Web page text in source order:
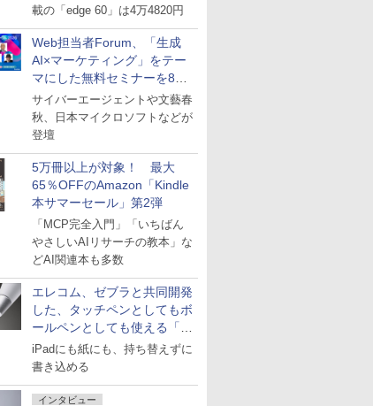
載の「edge 60」は4万4820円
Web担当者Forum、「生成
AI×マーケティング」をテー
マにした無料セミナーを8月
27日にオンライン開催
サイバーエージェントや文藝春
秋、日本マイクロソフトなどが
登壇
5万冊以上が対象！ 最大
65％OFFのAmazon「Kindle
本サマーセール」第2弾
「MCP完全入門」「いちばん
やさしいAIリサーチの教本」な
どAI関連本も多数
エレコム、ゼブラと共同開発
した、タッチペンとしてもボ
ールペンとしても使える「ス
タイラスツーウェイ」発売
iPadにも紙にも、持ち替えずに
書き込める
インタビュー